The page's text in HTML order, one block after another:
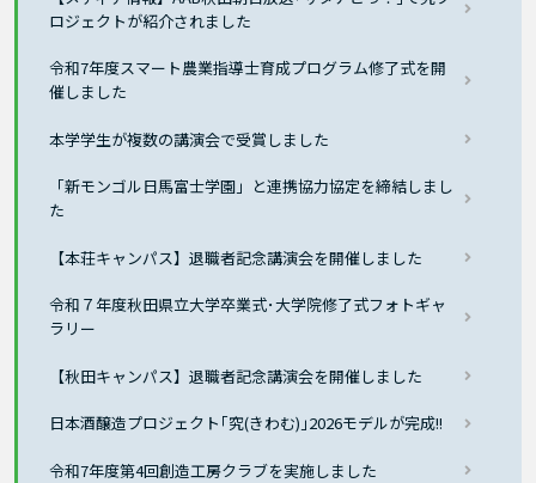
ロジェクトが紹介されました
令和7年度スマート農業指導士育成プログラム修了式を開
催しました
本学学生が複数の講演会で受賞しました
「新モンゴル日馬富士学園」と連携協力協定を締結しまし
た
【本荘キャンパス】退職者記念講演会を開催しました
令和７年度秋田県立大学卒業式･大学院修了式フォトギャ
ラリー
【秋田キャンパス】退職者記念講演会を開催しました
日本酒醸造プロジェクト｢究(きわむ)｣2026モデルが完成!!
令和7年度第4回創造工房クラブを実施しました